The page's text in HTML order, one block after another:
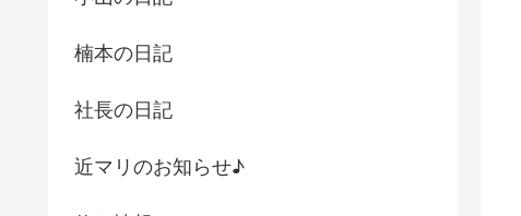
楠本の日記
社長の日記
近マリのお知らせ♪